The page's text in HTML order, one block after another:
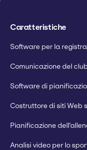
Caratteristiche
Software per la
Comunicazione del
Software di
Costruttore di siti Web
Pianificazione
Analisi video per lo